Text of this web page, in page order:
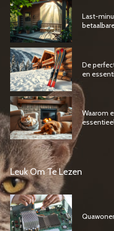
Last-
De
en
Waarom
Leuk Om Te Lezen